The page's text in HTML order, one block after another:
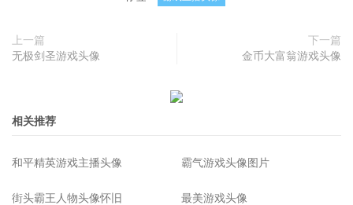
上一篇
无极剑圣游戏头像
下一篇
金币大富翁游戏头像
相关推荐
和平精英游戏主播头像 霸气游戏头像图片
街头霸王人物头像怀旧 最美游戏头像